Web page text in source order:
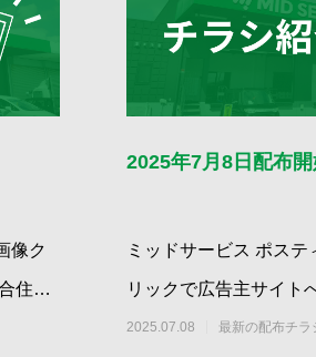
像ク
住宅
2025年7月8日配布
ミッドサービス ポス
リックで広告主サイト
プ（山城地所株式会社
2025.07.08 最新の配布チラ